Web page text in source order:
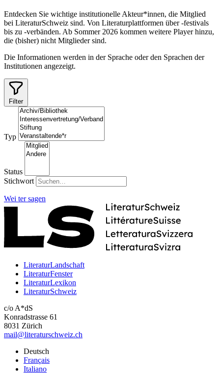
Entdecken Sie wichtige institutionelle Akteur*innen, die Mitglied
bei LiteraturSchweiz sind. Von Literaturplattformen über -festivals
bis zu -verbänden. Ab Sommer 2026 kommen weitere Player hinzu,
die (bisher) nicht Mitglieder sind.
Die Informationen werden in der Sprache oder den Sprachen der
Institutionen angezeigt.
Filter
Typ
Status
Stichwort
Wei ter sagen
LiteraturLandschaft
LiteraturFenster
LiteraturLexikon
LiteraturSchweiz
c/o A*dS
Konradstrasse 61
8031 Zürich
mail@literaturschweiz.ch
Deutsch
Français
Italiano